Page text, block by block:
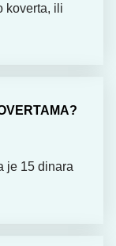
koverta, ili
je 15 dinara